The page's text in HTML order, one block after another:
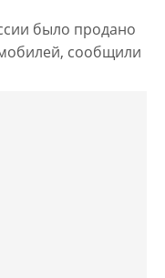
было продано
сообщили